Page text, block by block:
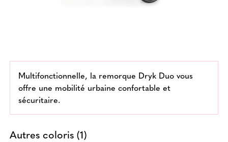
Multifonctionnelle, la remorque Dryk Duo vous
offre une mobilité urbaine confortable et
sécuritaire.
Autres coloris (1)